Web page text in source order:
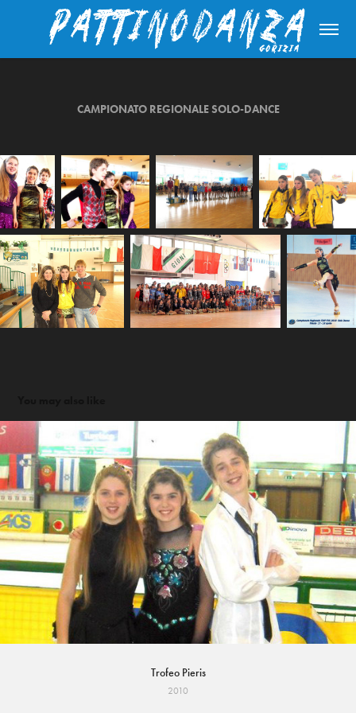
CAMPIONATO REGIONALE SOLO-DANCE
Trofeo Pieris
2010